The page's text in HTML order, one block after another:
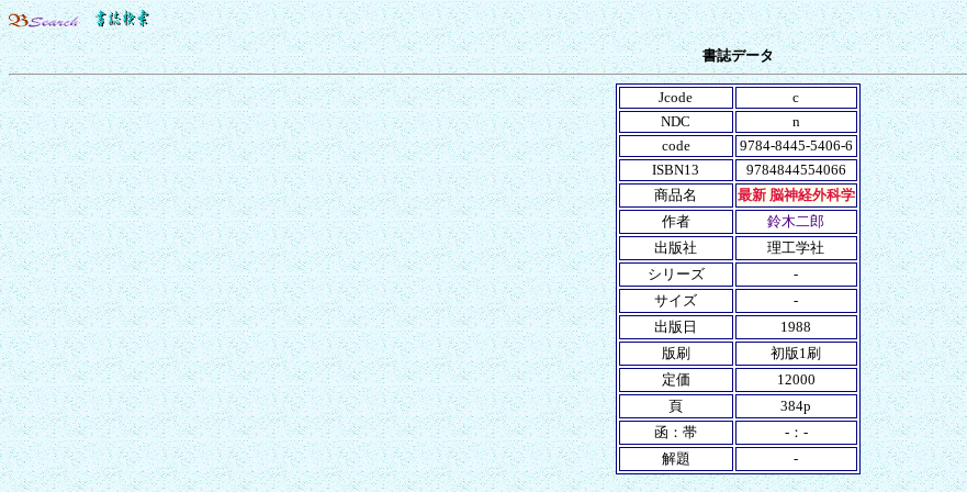
書誌データ
Jcode
c
NDC
n
code
9784-8445-5406-6
ISBN13
9784844554066
商品名
最新 脳神経外科学
作者
鈴木二郎
出版社
理工学社
シリーズ
-
サイズ
-
出版日
1988
版刷
初版1刷
定価
12000
頁
384p
函：帯
-：-
解題
-